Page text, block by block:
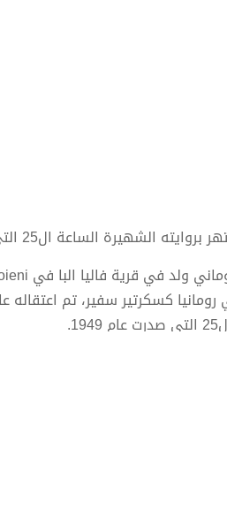
الشهيرة الساعة ال25 التي صدرت عام 1949